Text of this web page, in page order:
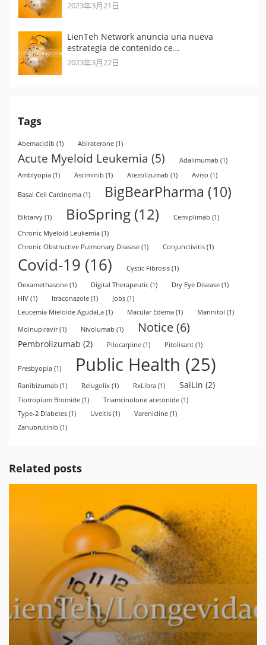
2023年3月21日
LienTeh Network anuncia una nueva
estrategia de contenido ce…
2023年3月22日
Tags
Abemaciclib (1) Abiraterone (1)
Acute Myeloid Leukemia (5) Adalimumab (1)
Amblyopia (1) Asciminib (1) Atezolizumab (1) Aviso (1)
Basal Cell Carcinoma (1) BigBearPharma (10)
Biktarvy (1) BioSpring (12) Cemiplimab (1)
Chronic Myeloid Leukemia (1)
Chronic Obstructive Pulmonary Disease (1) Conjunctivitis (1)
Covid-19 (16) Cystic Fibrosis (1)
Dexamethasone (1) Digital Therapeutic (1) Dry Eye Disease (1)
HIV (1) Itraconazole (1) Jobs (1)
Leucemia Mieloide AgudaLa (1) Macular Edema (1) Mannitol (1)
Molnupiravir(1) Nivolumab (1) Notice(6)
Pembrolizumab (2) Pilocarpine (1) Pitolisant (1)
Presbyopia (1) Public Health (25)
Ranibizumab (1) Relugolix (1) RxLibra (1) SaiLin (2)
Tiotropium Bromide (1) Triamcinolone acetonide (1)
Type-2 Diabetes (1) Uveitis (1) Varenicline (1)
Zanubrutinib (1)
Related posts